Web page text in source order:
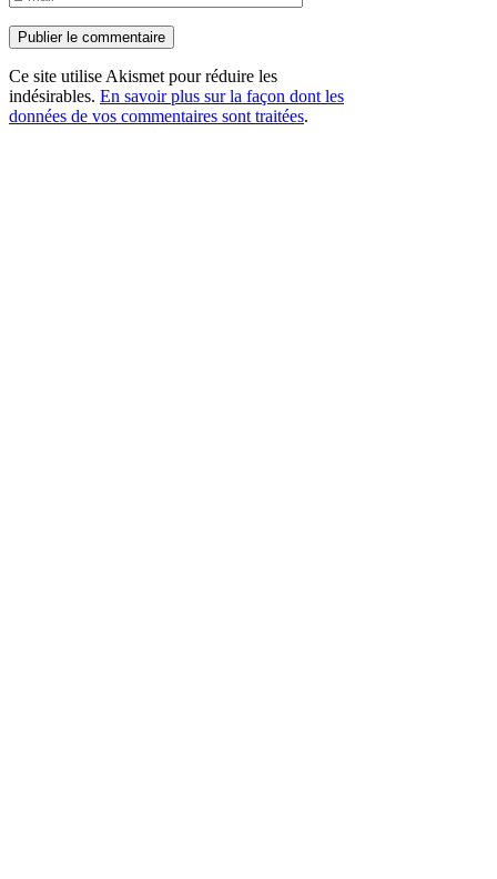
Ce site utilise Akismet pour réduire les
indésirables. En savoir plus sur la façon dont les
données de vos commentaires sont traitées.